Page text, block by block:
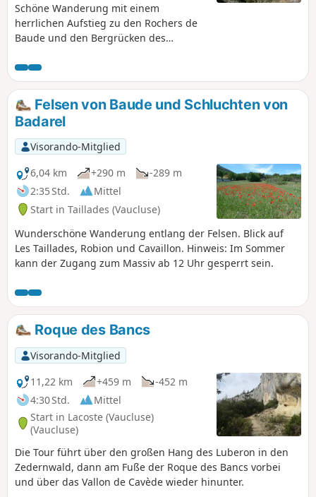
Schöne Wanderung mit einem
herrlichen Aufstieg zu den Rochers de
Baude und den Bergrücken des
Felsen von Baude und Schluchten von
Badarel
Visorando-Mitglied
6,04 km
+290 m
-289 m
2:35 Std.
Mittel
Start in Taillades (Vaucluse)
Wunderschöne Wanderung entlang der Felsen. Blick auf
Les Taillades, Robion und Cavaillon. Hinweis: Im Sommer
kann der Zugang zum Massiv ab 12 Uhr gesperrt sein.
Roque des Bancs
Visorando-Mitglied
11,22 km
+459 m
-452 m
4:30 Std.
Mittel
Start in Lacoste (Vaucluse)
(Vaucluse)
Die Tour führt über den großen Hang des Luberon in den
Zedernwald, dann am Fuße der Roque des Bancs vorbei
und über das Vallon de Cavède wieder hinunter.